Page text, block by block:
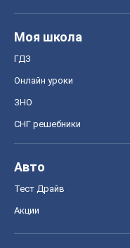
Моя школа
ГДЗ
Онлайн уроки
ЗНО
СНГ решебники
Авто
Тест Драйв
Акции